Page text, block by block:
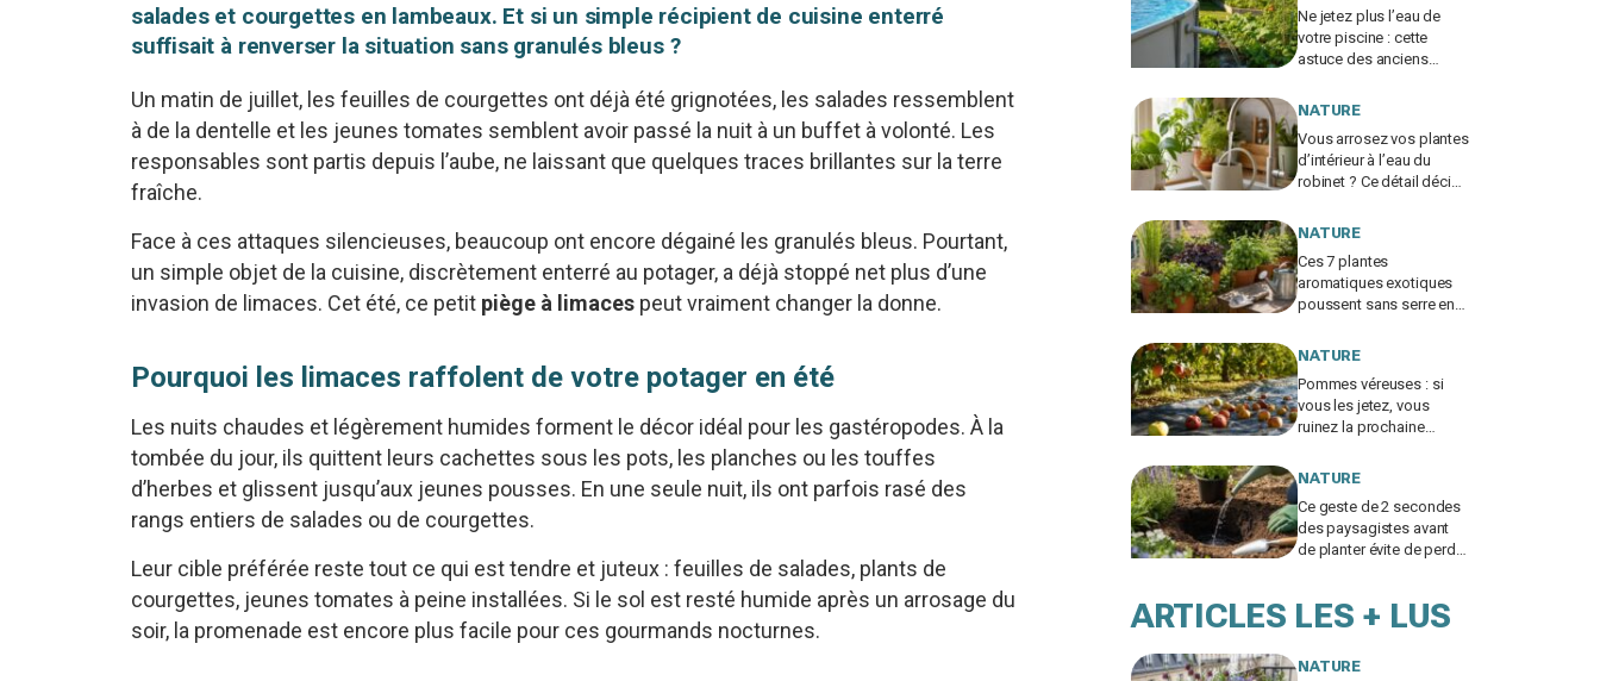
salades et courgettes en lambeaux. Et si un simple récipient de cuisine enterré
suffisait à renverser la situation sans granulés bleus ?
Un matin de juillet, les feuilles de courgettes ont déjà été grignotées, les salades ressemblent
à de la dentelle et les jeunes tomates semblent avoir passé la nuit à un buffet à volonté. Les
responsables sont partis depuis l’aube, ne laissant que quelques traces brillantes sur la terre
fraîche.
Face à ces attaques silencieuses, beaucoup ont encore dégainé les granulés bleus. Pourtant,
un simple objet de la cuisine, discrètement enterré au potager, a déjà stoppé net plus d’une
invasion de limaces. Cet été, ce petit piège à limaces peut vraiment changer la donne.
Pourquoi les limaces raffolent de votre potager en été
Les nuits chaudes et légèrement humides forment le décor idéal pour les gastéropodes. À la
tombée du jour, ils quittent leurs cachettes sous les pots, les planches ou les touffes
d’herbes et glissent jusqu’aux jeunes pousses. En une seule nuit, ils ont parfois rasé des
rangs entiers de salades ou de courgettes.
Leur cible préférée reste tout ce qui est tendre et juteux : feuilles de salades, plants de
courgettes, jeunes tomates à peine installées. Si le sol est resté humide après un arrosage du
soir, la promenade est encore plus facile pour ces gourmands nocturnes.
Ne jetez plus l’eau de
votre piscine : cette
astuce des anciens
vous évite une amende
NATURE
Vous arrosez vos plantes
d’intérieur à l’eau du
robinet ? Ce détail décide
NATURE
Ces 7 plantes
aromatiques exotiques
poussent sans serre en
changer dans votre
NATURE
Pommes véreuses : si
vous les jetez, vous
ruinez la prochaine
méconnu des
NATURE
Ce geste de 2 secondes
des paysagistes avant
de planter évite de perdre
ARTICLES LES + LUS
NATURE